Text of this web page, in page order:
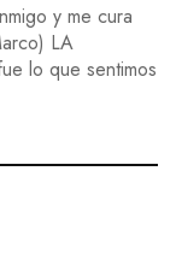
y me cura
LA
lo que sentimos